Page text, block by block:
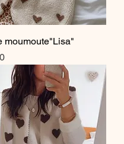
moumoute"Lisa"